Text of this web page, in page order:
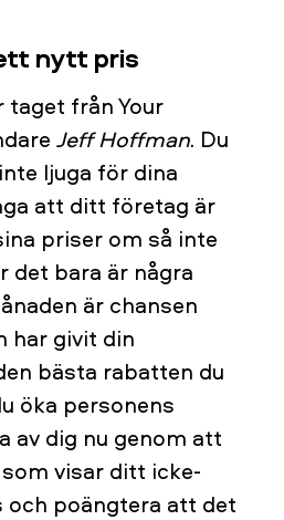
nytt pris
från Your
Jeff Hoffman. Du
ljuga för dina
att ditt företag är
priser om så inte
det bara är några
är chansen
har givit din
bästa rabatten du
öka personens
av dig nu genom att
visar ditt icke-
och poängtera att det